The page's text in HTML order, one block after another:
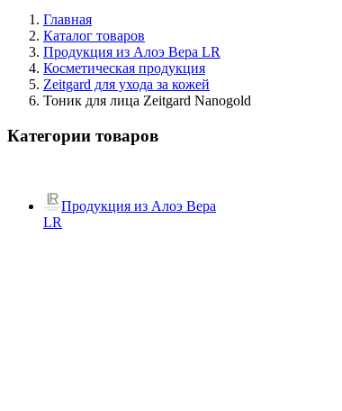
Главная
Каталог товаров
Продукция из Алоэ Вера LR
Косметическая продукция
Zeitgard для ухода за кожей
Тоник для лица Zeitgard Nanogold
Категории товаров
Продукция из Алоэ Вера
LR